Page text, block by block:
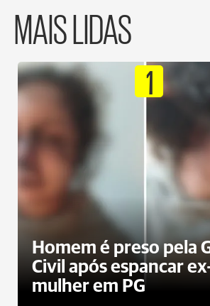
MAIS LIDAS
1
Homem é preso pela
Civil após espancar
mulher em PG